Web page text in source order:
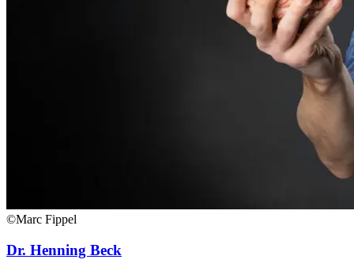
©Marc Fippel
Dr. Henning Beck